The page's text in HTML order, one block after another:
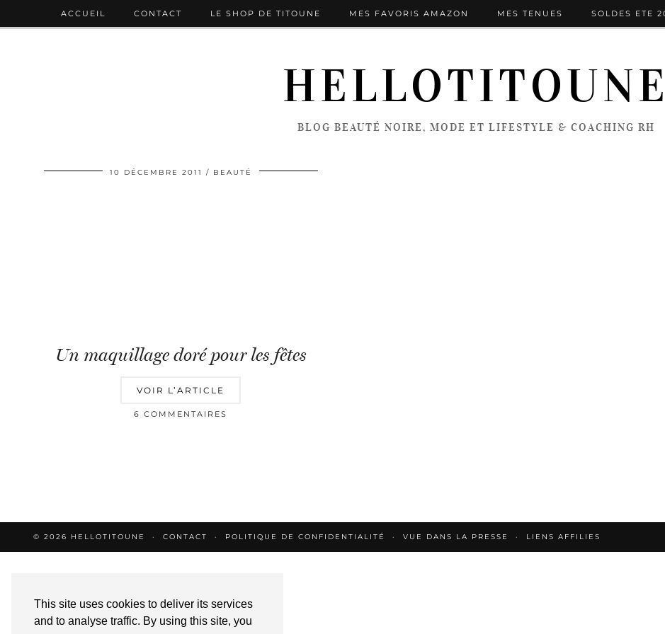
This site uses cookies to deliver its services
and to analyse traffic. By using this site, you
HELLOTITOUNE
BLOG BEAUTÉ NOIRE, MODE ET LIFESTYLE & COACHING RH
ACCUEIL CONTACT LE SHOP DE TITOUNE MES FAVORIS AMAZON MES TENUES SOLDES ETE
10 DÉCEMBRE 2011 BEAUTÉ
Un maquillage doré pour les fêtes
VOIR L’ARTICLE
6 COMMENTAIRES
© 2026 HELLOTITOUNE CONTACT POLITIQUE DE CONFIDENTIALITÉ VUE DANS LA PRESSE LIENS AFFILIES